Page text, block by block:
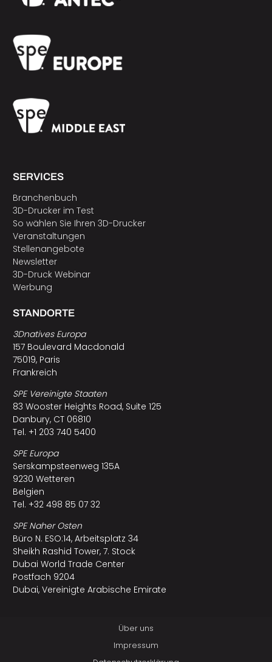
SERVICES
Branchenbuch
3D-Drucker im Test
So wählen Sie Ihren 3D-Drucker
Veranstaltungen
Stellenangebote
Newsletter
3D-Druck Webinar
Werbung
STANDORTE
3Dnatives Europa
157 Boulevard Macdonald
75019, Paris
Frankreich
SPE Vereinigte Staaten
83 Wooster Heights Road, Suite 125
Danbury, CT 06810
Tel. +1 203 740 5400
SPE Europa
Serskampsteenweg 135A
9230 Wetteren
Belgien
Tel. +32 498 85 07 32
SPE Naher Osten
Büro N. ESO:14, Arbeitsplatz 34
Sheikh Rashid Tower, 7. Stock
Dubai World Trade Center
Postfach 9204
Dubai, Vereinigte Arabische Emirate
Über uns
Impressum